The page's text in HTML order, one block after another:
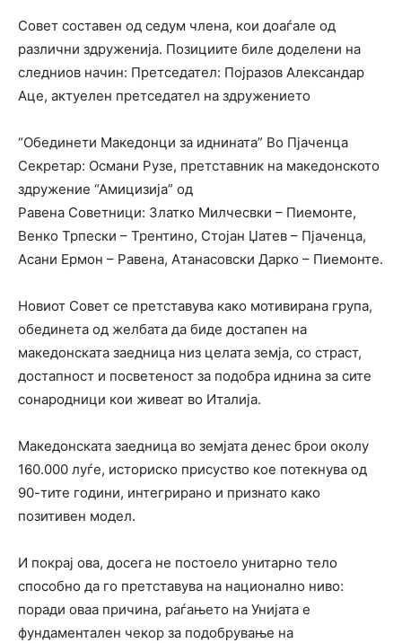
Совет составен од седум члена, кои доаѓале од
различни здруженија. Позициите биле доделени на
следниов начин: Претседател: Појразов Александар
Аце, актуелен претседател на здружението
“Обединети Македонци за иднината” Во Пјаченца
Секретар: Османи Рузе, претставник на македонското
здружение “Амицизија” од
Равена Советници: Златко Милчесвки – Пиемонте,
Венко Трпески – Трентино, Стојан Џатев – Пјаченца,
Асани Ермон – Равена, Атанасовски Дарко – Пиемонтe.
Новиот Совет се претставува како мотивирана група,
обединета од желбата да биде достапен на
македонската заедница низ целата земја, со страст,
достапност и посветеност за подобра иднина за сите
сонародници кои живеат во Италија.
Македонската заедница во земјата денес брои околу
160.000 луѓе, историско присуство кое потекнува од
90-тите години, интегрирано и признато како
позитивен модел.
И покрај ова, досега не постоело унитарно тело
способно да го претставува на национално ниво:
поради оваа причина, раѓањето на Унијата е
фундаментален чекор за подобрување на